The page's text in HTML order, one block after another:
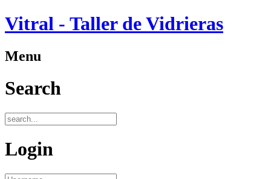
Vitral - Taller de Vidrieras
Menu
Search
Login